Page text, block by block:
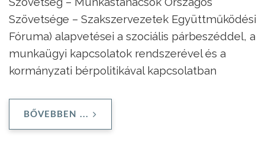
Szövetsége – Szakszervezetek Együttműködési
Fóruma) alapvetései a szociális párbeszéddel, a
munkaügyi kapcsolatok rendszerével és a
kormányzati bérpolitikával kapcsolatban
BŐVEBBEN ...